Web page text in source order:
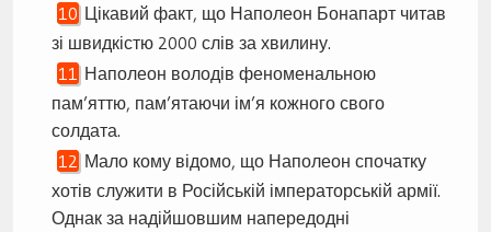
Цікавий факт, що Наполеон Бонапарт читав
зі швидкістю 2000 слів за хвилину.
Наполеон володів феноменальною
пам’яттю, пам’ятаючи ім’я кожного свого
солдата.
Мало кому відомо, що Наполеон спочатку
хотів служити в Російській імператорській армії.
Однак за надійшовшим напередодні